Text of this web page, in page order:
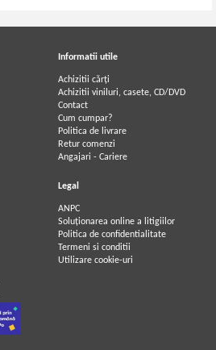
Informatii utile
Achizitii cărți
Achizitii viniluri, casete, CD/DVD
Contact
Cum cumpar?
Politica de livrare
Retur comenzi
Angajari - Cariere
Legal
ANPC
Soluționarea online a litigiilor
Politica de confidentialitate
Termeni si conditii
Utilizare cookie-uri